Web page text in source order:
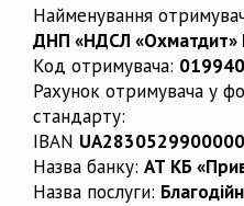
Найменування
ДНП «НДСЛ «Охматдит»
Код отримувача:
Рахунок отримувача у
стандарту:
IBAN
Назва банку: АТ КБ
Назва послуги: